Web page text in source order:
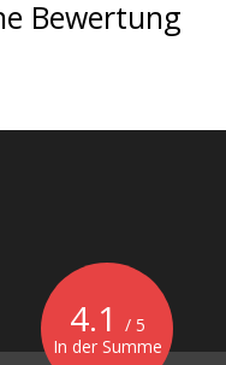
Bewertung
4.1
/ 5
In der Summe